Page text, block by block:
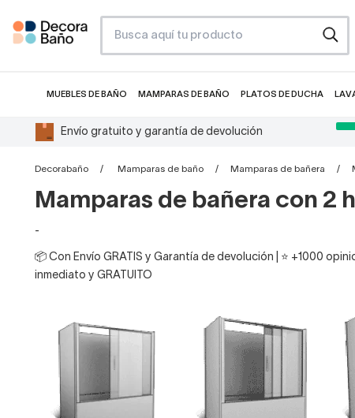
MUEBLES DE BAÑO MAMPARAS DE BAÑO PLATOS DE DUCHA
Envío gratuito y garantía de devolución
Decorabaño Mamparas de baño Mamparas de bañera
Mamparas de bañera con 2
-
📦 Con Envío GRATIS y Garantía de devolución | ⭐ +1000
inmediato y GRATUITO